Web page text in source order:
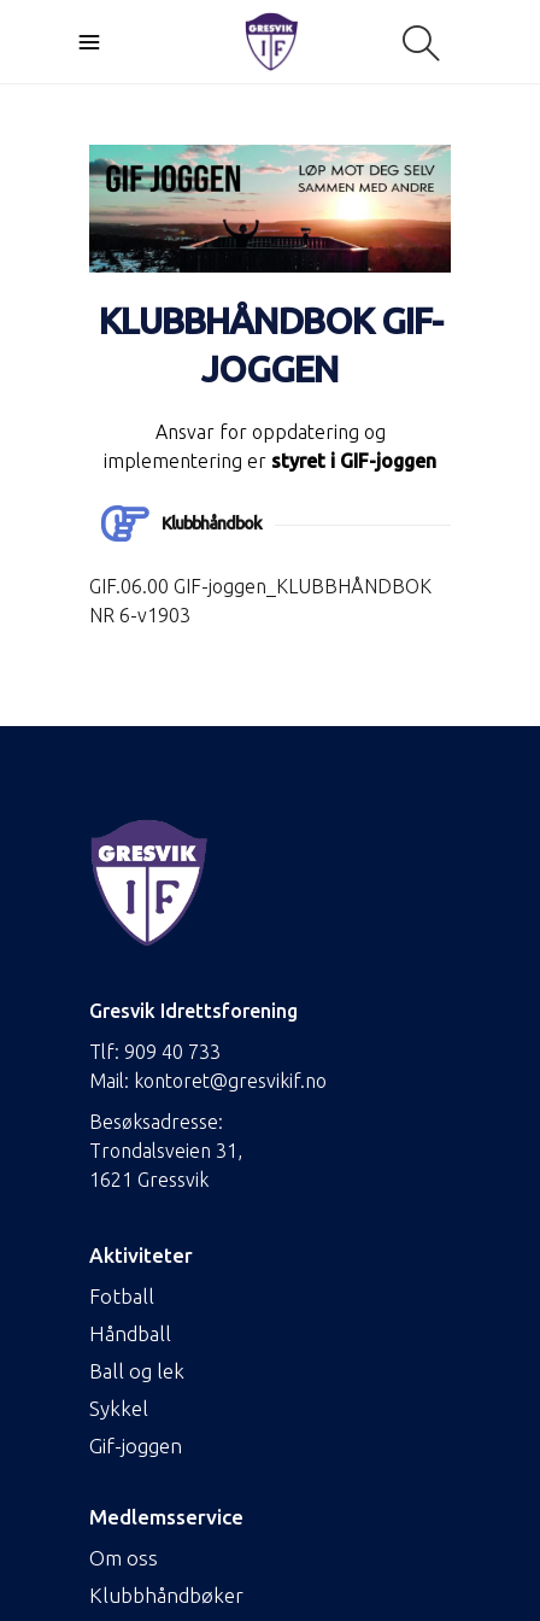
KLUBBHÅNDBOK GIF-
JOGGEN
Ansvar for oppdatering og
implementering er styret i GIF-joggen
Klubbhåndbok
GIF.06.00 GIF-joggen_KLUBBHÅNDBOK
NR 6-v1903
Gresvik Idrettsforening
Tlf: 909 40 733
Mail: kontoret@gresvikif.no
Besøksadresse:
Trondalsveien 31,
1621 Gressvik
Aktiviteter
Fotball
Håndball
Ball og lek
Sykkel
Gif-joggen
Medlemsservice
Om oss
Klubbhåndbøker